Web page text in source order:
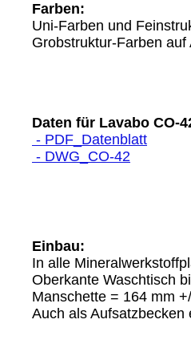
Farben:
Uni-Farben und
Grobstruktur-Farben auf
Einbau:
In alle
Oberkante Waschtisch
Manschette = 164 mm
Auch als Aufsatzbecken
Daten für Lavabo CO-
- PDF_Datenblatt
- DWG_CO-42